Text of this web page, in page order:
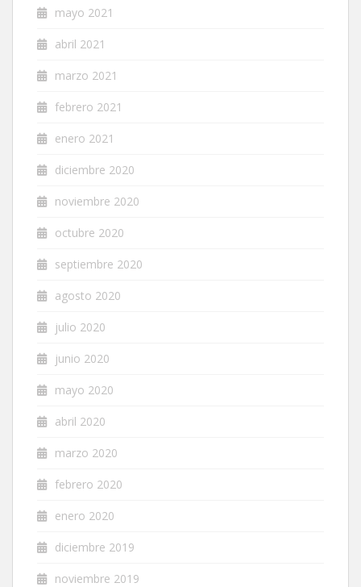
mayo 2021
abril 2021
marzo 2021
febrero 2021
enero 2021
diciembre 2020
noviembre 2020
octubre 2020
septiembre 2020
agosto 2020
julio 2020
junio 2020
mayo 2020
abril 2020
marzo 2020
febrero 2020
enero 2020
diciembre 2019
noviembre 2019